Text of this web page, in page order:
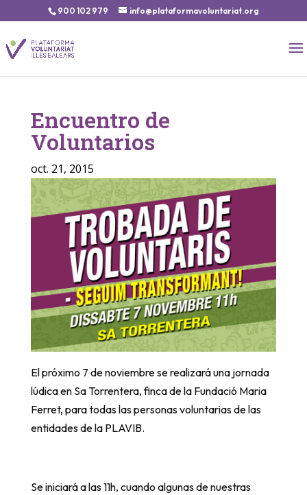
900 102 979 info@plataformavoluntariat.org
Encuentro de
Voluntarios
oct. 21, 2015
El próximo 7 de noviembre se realizará una jornada
lúdica en Sa Torrentera, finca de la Fundació Maria
Ferret, para todas las personas voluntarias de las
entidades de la PLAVIB.
Se iniciará a las 11h, cuando algunas de nuestras